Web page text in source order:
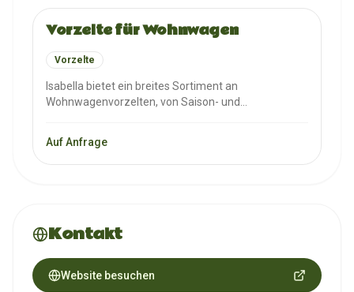
Vorzelte für Wohnwagen
Vorzelte
Isabella bietet ein breites Sortiment an
Wohnwagenvorzelten, von Saison- und
Auf Anfrage
Kontakt
Website besuchen